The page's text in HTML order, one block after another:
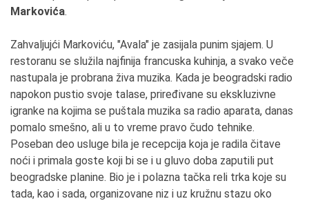
Markovića.
Zahvaljujći Markoviću, "Avala" je zasijala punim sjajem. U
restoranu se služila najfinija francuska kuhinja, a svako veče
nastupala je probrana živa muzika. Kada je beogradski radio
napokon pustio svoje talase, priređivane su ekskluzivne
igranke na kojima se puštala muzika sa radio aparata, danas
pomalo smešno, ali u to vreme pravo čudo tehnike.
Poseban deo usluge bila je recepcija koja je radila čitave
noći i primala goste koji bi se i u gluvo doba zaputili put
beogradske planine. Bio je i polazna tačka reli trka koje su
tada, kao i sada, organizovane niz i uz kružnu stazu oko